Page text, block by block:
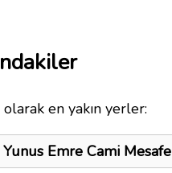
en yakın yerler:
Yunus Emre Cami Mesafe